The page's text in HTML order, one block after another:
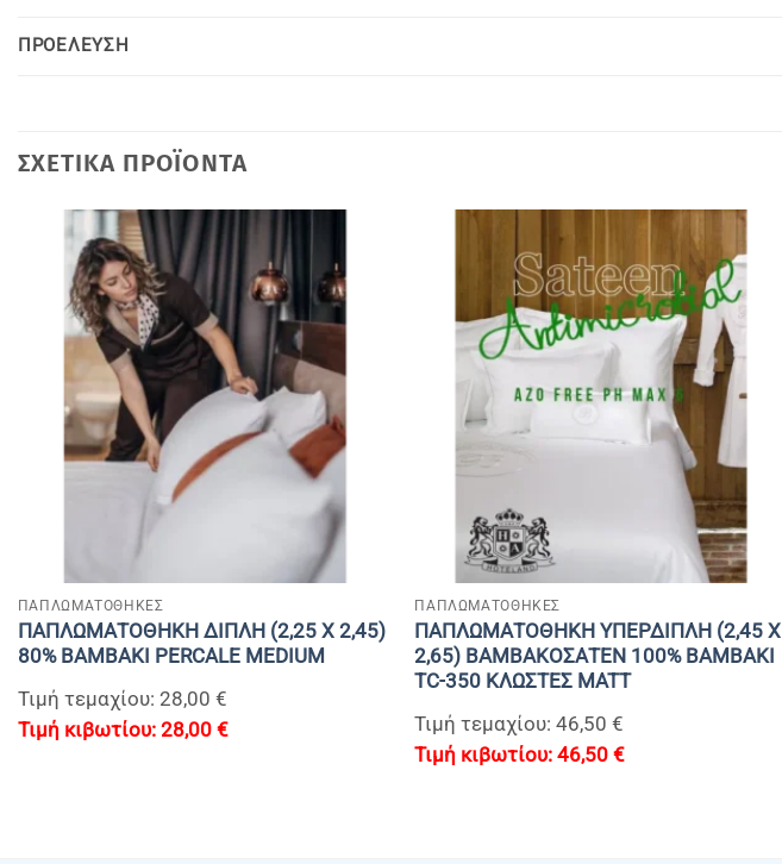
ΠΡΟΕΛΕΥΣΗ
ΣΧΕΤΙΚΆ ΠΡΟΪΌΝΤΑ
ΠΑΠΛΩΜΑΤΟΘΗΚΕΣ
ΠΑΠΛΩΜΑΤΟΘΗΚΗ ΔΙΠΛΗ (2,25 Χ 2,45)
80% BAMBAKI PERCALE MEDIUM
Τιμή τεμαχίου: 28,00 €
28,00 €
ΠΑΠΛΩΜΑΤΟΘΗΚΕΣ
ΠΑΠΛΩΜΑΤΟΘΗΚΗ ΥΠΕΡΔΙΠΛΗ (2,45 Χ
2,65) ΒΑΜΒΑΚΟΣΑΤΕΝ 100% BAMBAKI
TC-350 ΚΛΩΣΤΕΣ MATT
Τιμή τεμαχίου: 46,50 €
46,50€